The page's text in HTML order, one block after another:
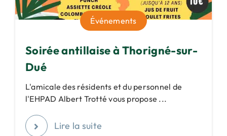
Événements
Soirée antillaise à Thorigné-sur-
Dué
L'amicale des résidents et du personnel de
l'EHPAD Albert Trotté vous propose ...
Lire la suite